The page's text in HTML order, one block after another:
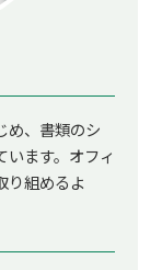
め、書類のシ
います。オフィ
り組めるよ